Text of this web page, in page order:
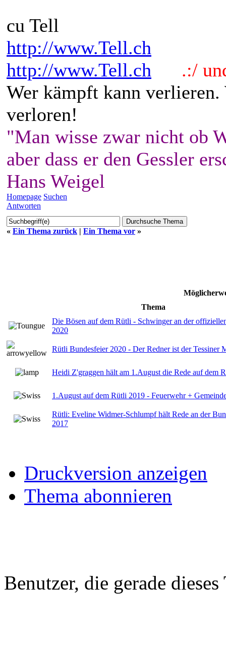
cu Tell
http://www.Tell.ch
http://www.Tell.ch
.:/
Wer kämpft kann
verloren!
"Man wisse zwar nicht ob
aber dass er den Gessler
Hans Weigel
Homepage Suchen
Antworten
« Ein Thema zurück | Ein Thema vor »
Thema
Die Bösen auf dem Rütli - Schwinger an der
2020
Rütli Bundesfeier 2020 - Der Redner ist der Tessiner
Heidi Z'graggen hält am 1.August die Rede auf dem
1.August auf dem Rütli 2019 - Feuerwehr +
Rütli: Eveline Widmer-Schlumpf hält Rede an der
2017
Druckversion anzeigen
Thema abonnieren
Benutzer, die gerade